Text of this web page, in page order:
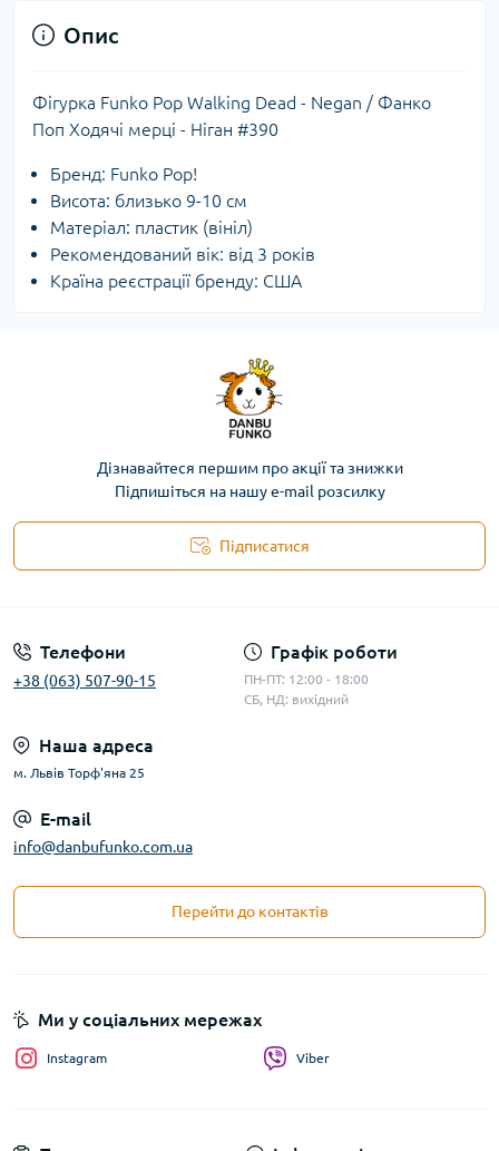
Опис
Фігурка Funko Pop Walking Dead - Negan / Фанко
Поп Ходячі мерці - Ніган #390
Бренд: Funko Pop!
Висота: близько 9-10 см
Матеріал: пластик (вініл)
Рекомендований вік: від 3 років
Країна реєстрації бренду: США
Дізнавайтеся першим про акції та знижки
Підпишіться на нашу e-mail розсилку
Підписатися
Телефони
+38 (063) 507-90-15
Графік роботи
ПН-ПТ: 12:00 - 18:00
СБ, НД: вихідний
Наша адреса
м. Львів Торф'яна 25
E-mail
info@danbufunko.com.ua
Перейти до контактів
Ми у соціальних мережах
Instagram Viber